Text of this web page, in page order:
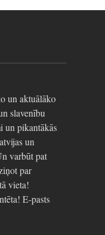
un aktuālāko
slavenību
un pikantākās
un
varbūt pat
par
vieta!
E-pasts